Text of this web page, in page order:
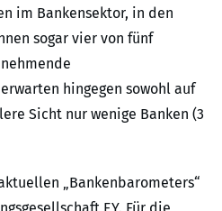
im Bankensektor, in den
sogar vier von fünf
hingegen sowohl auf
Sicht nur wenige Banken (3
„Bankenbarometers“
EY. Für die